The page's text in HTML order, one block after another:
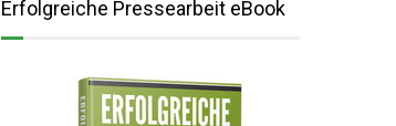
Erfolgreiche Pressearbeit eBook